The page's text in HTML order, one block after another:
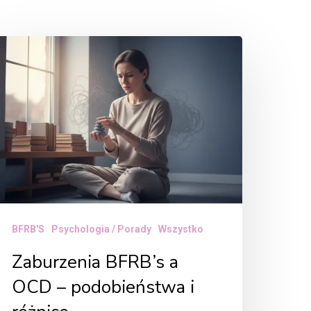
BFRB'S Psychologia / Porady Wszystko
Zaburzenia BFRB’s a
OCD – podobieństwa i